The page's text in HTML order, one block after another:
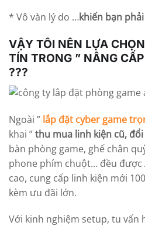
* Vô vàn lý do …khiến bạn
VẬY TÔI NÊN LỰA
TÍN TRONG ” NÂNG
???
Ngoài ” lắp đặt cyber game
khai ”thu mua linh kiện cũ,
bàn phòng game, ghế chân
phone phím chuột… đều được
cao, cung cấp linh kiện mới
kèm ưu đãi lớn.
Với kinh nghiệm setup, tu vấn